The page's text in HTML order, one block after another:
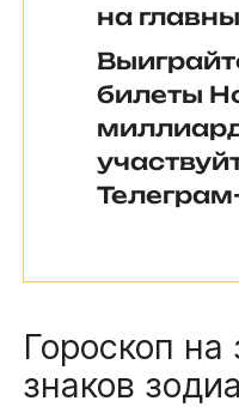
на
билеты
Гороскоп на
знаков